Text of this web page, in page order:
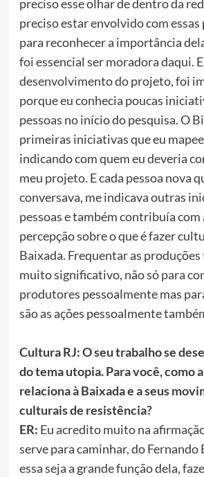
preciso esse olhar de dentro da
preciso estar envolvido com essas
para reconhecer a importância
foi essencial ser moradora daqui.
desenvolvimento do projeto, foi
porque eu conhecia poucas
pessoas no início do pesquisa. O
primeiras iniciativas que eu
indicando com quem eu deveria
meu projeto. E cada pessoa nova
conversava, me indicava outras
pessoas e também contribuía com
percepção sobre o que é fazer
Baixada. Frequentar as
muito significativo, não só para
produtores pessoalmente mas
são as ações pessoalmente
Cultura RJ: O seu trabalho se
do tema utopia. Para você, como
relaciona à Baixada e a seus
culturais de resistência?
ER: Eu acredito muito na
serve para caminhar, do Fernando
essa seja a grande função dela,